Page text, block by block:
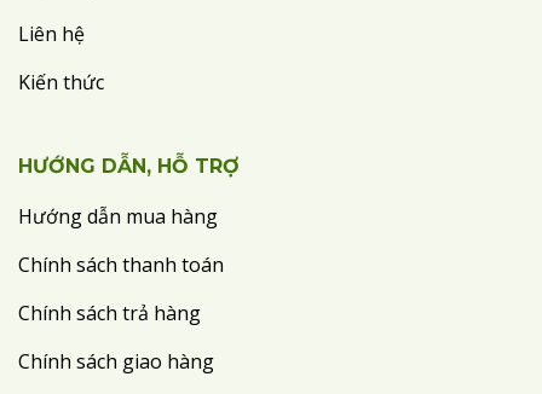
Liên hệ
Kiến thức
HƯỚNG DẪN, HỖ TRỢ
Hướng dẫn mua hàng
Chính sách thanh toán
Chính sách trả hàng
Chính sách giao hàng